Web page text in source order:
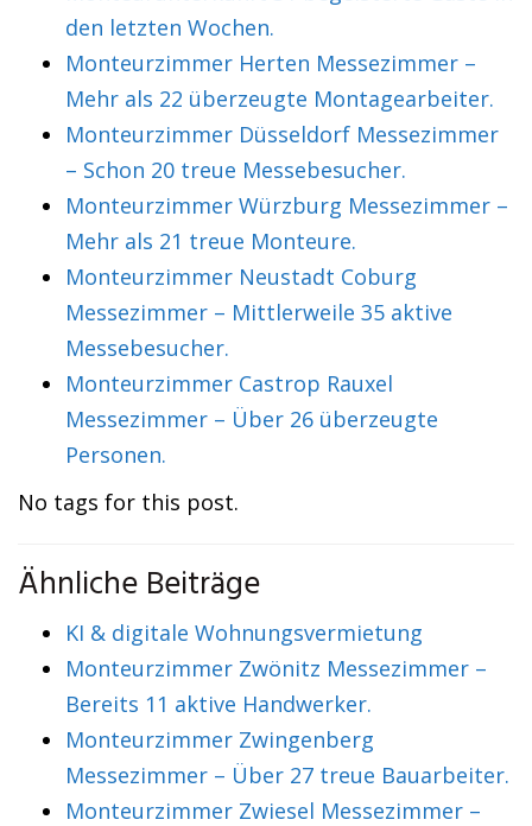
den letzten Wochen.
Monteurzimmer Herten Messezimmer –
Mehr als 22 überzeugte Montagearbeiter.
Monteurzimmer Düsseldorf Messezimmer
– Schon 20 treue Messebesucher.
Monteurzimmer Würzburg Messezimmer –
Mehr als 21 treue Monteure.
Monteurzimmer Neustadt Coburg
Messezimmer – Mittlerweile 35 aktive
Messebesucher.
Monteurzimmer Castrop Rauxel
Messezimmer – Über 26 überzeugte
Personen.
No tags for this post.
Ähnliche Beiträge
KI & digitale Wohnungsvermietung
Monteurzimmer Zwönitz Messezimmer –
Bereits 11 aktive Handwerker.
Monteurzimmer Zwingenberg
Messezimmer – Über 27 treue Bauarbeiter.
Monteurzimmer Zwiesel Messezimmer –